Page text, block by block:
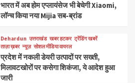
भारत में अब होम एप्लायंसेज भी बेचेगी Xiaomi,
लॉन्च किया नया Mijia सब-ब्रांड
Dehardun उत्तराखंड खबर हटकर ट्रेंडिंग खबरें
ताज़ा ख़बर न्यूज़ सोशल मीडिया वायरल
प्रदेश में नकली डेयरी उत्पादों पर सख्ती,
मिलावटखोरों पर कसेगा शिकंजा, ये आदेश हुआ
जारी